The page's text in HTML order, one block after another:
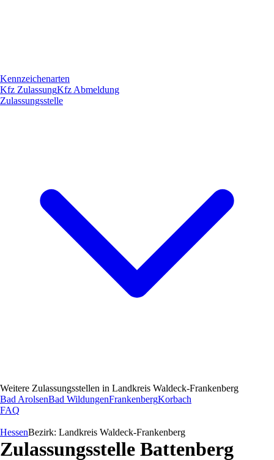
Kennzeichenarten
Kfz ZulassungKfz Abmeldung
Zulassungsstelle
Weitere Zulassungsstellen in Landkreis Waldeck-Frankenberg
Bad ArolsenBad WildungenFrankenbergKorbach
FAQ
HessenBezirk: Landkreis Waldeck-Frankenberg
Zulassungsstelle Battenberg